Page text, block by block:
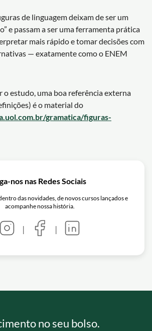
de linguagem deixam de ser um
e passam a ser uma ferramenta prática
mais rápido e tomar decisões com
— exatamente como o ENEM
o estudo, uma boa referência externa
é o material do
gramatica/figuras-
nos nas Redes Sociais
das novidades, de novos cursos lançados e
acompanhe nossa história.
| |
no seu bolso.